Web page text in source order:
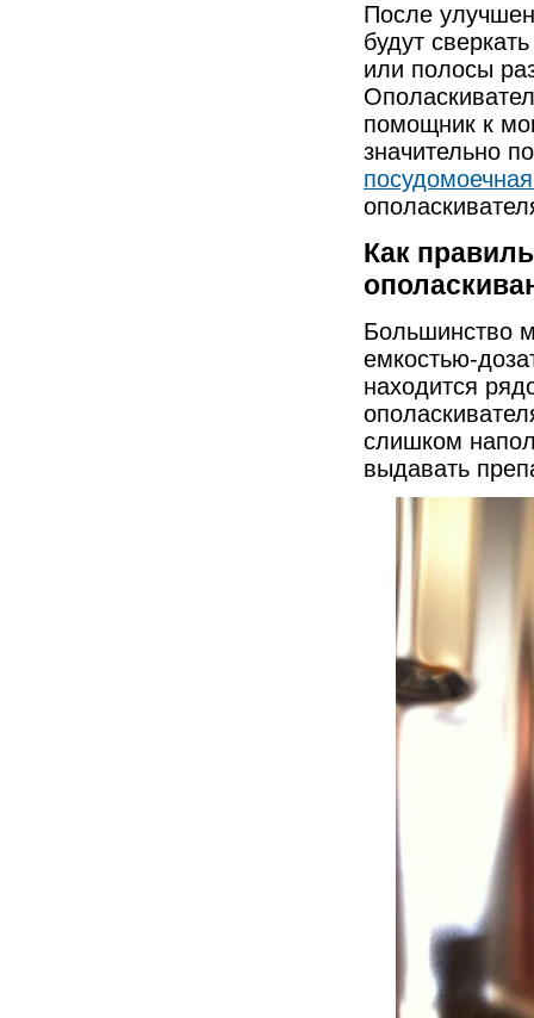
После
будут
или полосы
помощник к
значительно
Как
Большинство
емкостью-
находится
слишком
выдавать